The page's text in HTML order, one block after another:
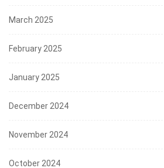
March 2025
February 2025
January 2025
December 2024
November 2024
October 2024